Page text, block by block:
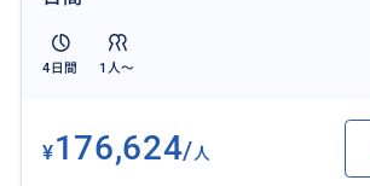
ナ・サンクチュアリでは、雪に覆われ
原の聖域が広がります。
景色が待っています。歩みを戻す途中
さに感謝します。ガンドルクでは伝統
4日間 1人〜
¥176,624/人